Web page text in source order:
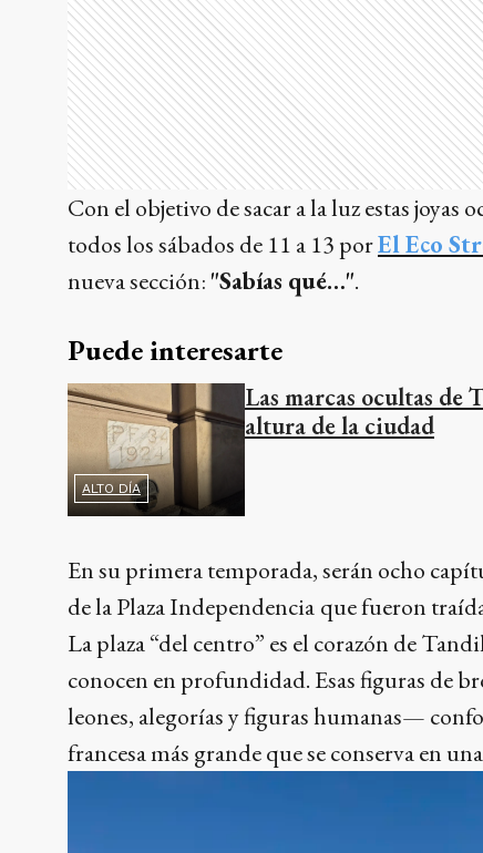
Con el objetivo de sacar a la luz estas joyas
todos los sábados de 11 a 13 porEl Eco
nueva sección: "Sabías qué…".
Puede interesarte
ALTO DÍA
Las marcas ocultas de
altura de la ciudad
En su primera temporada, serán ocho
de la Plaza Independencia que fueron
La plaza “del centro” es el corazón de
conocen en profundidad. Esas figuras de
leones, alegorías y figuras humanas—
francesa más grande que se conserva en